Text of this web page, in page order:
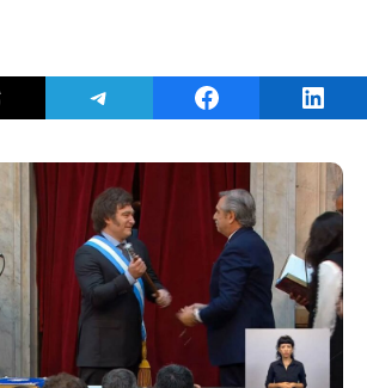
Share on ThreadsShare on TelegramShare on Facebook